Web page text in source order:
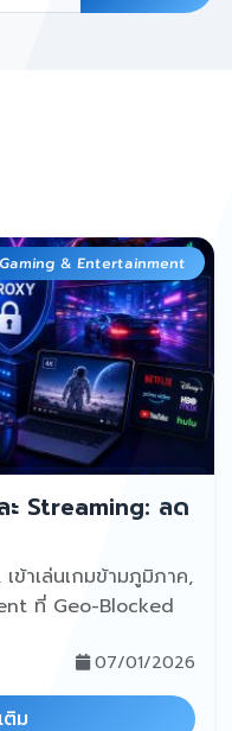
Gaming & Entertainment
ะ Streaming: ลด
ข้าเล่นเกมข้ามภูมิภาค,
ที่ Geo-Blocked
07/01/2026
ติม